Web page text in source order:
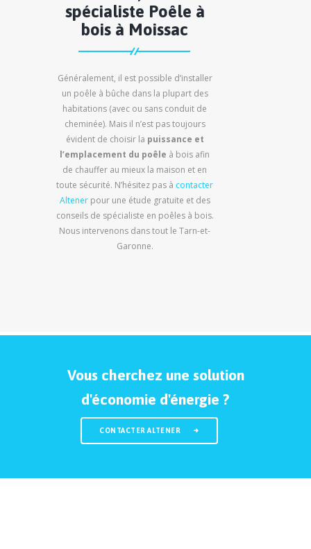
spécialiste Poêle à
bois à Moissac
Généralement, il est possible d’installer
un poêle à bûche dans la plupart des
habitations (avec ou sans conduit de
cheminée). Mais il n’est pas toujours
évident de choisir la puissance et
l’emplacement du poêle à bois afin
de chauffer au mieux la maison et en
toute sécurité. N’hésitez pas à contacter
Altenerpour une étude gratuite et des
conseils de spécialiste en poêles à bois.
Nous intervenons dans tout le Tarn-et-
Garonne.
Vous cherchez une solution
d'économie d'énergie ?
CONTACTER ALTENER